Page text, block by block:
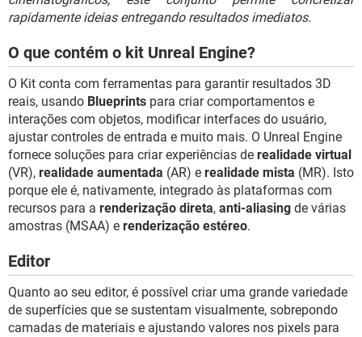
rapidamente ideias entregando resultados imediatos.
O que contém o kit Unreal Engine?
O Kit conta com ferramentas para garantir resultados 3D
reais, usando Blueprints para criar comportamentos e
interações com objetos, modificar interfaces do usuário,
ajustar controles de entrada e muito mais. O Unreal Engine
fornece soluções para criar experiências de realidade virtual
(VR), realidade aumentada (AR) e realidade mista (MR). Isto
porque ele é, nativamente, integrado às plataformas com
recursos para a renderização direta, anti-aliasing de várias
amostras (MSAA) e renderização estéreo.
Editor
Quanto ao seu editor, é possível criar uma grande variedade
de superfícies que se sustentam visualmente, sobrepondo
camadas de materiais e ajustando valores nos pixels para